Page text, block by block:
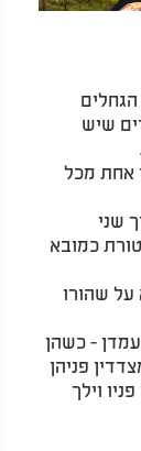
שיש
אחת מכל
שני
כמובא
על שהורו
- כשהן
פניהן
וילך